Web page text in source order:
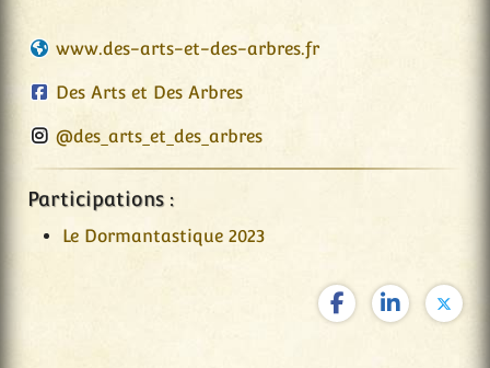
www.des-arts-et-des-arbres.fr
Des Arts et Des Arbres
@des_arts_et_des_arbres
Participations :
Le Dormantastique 2023